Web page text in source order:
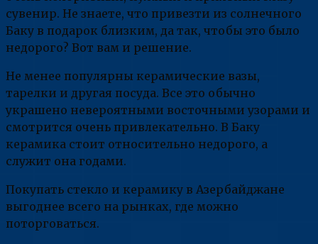
сувенир. Не знаете, что привезти из солнечного
Баку в подарок близким, да так, чтобы это было
недорого? Вот вам и решение.
Не менее популярны керамические вазы,
тарелки и другая посуда. Все это обычно
украшено невероятными восточными узорами и
смотрится очень привлекательно. В Баку
керамика стоит относительно недорого, а
служит она годами.
Покупать стекло и керамику в Азербайджане
выгоднее всего на рынках, где можно
поторговаться.